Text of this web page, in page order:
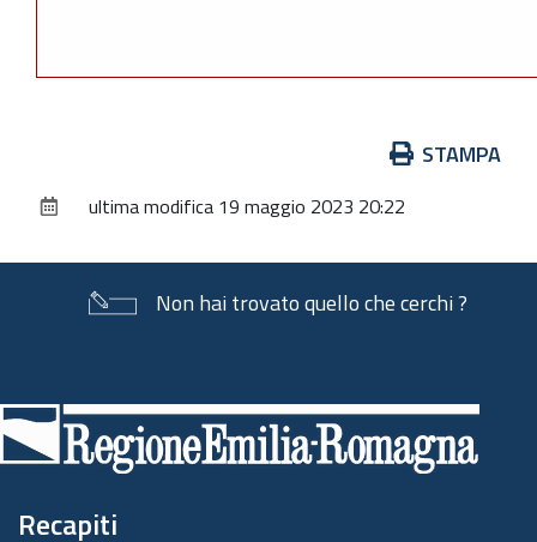
documento
STAMPA
ultima modifica 19 maggio 2023 20:22
Non hai trovato quello che cerchi ?
di
pagina
Recapiti